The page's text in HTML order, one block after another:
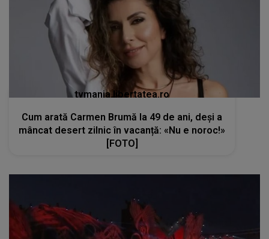
tvmania.libertatea.ro
Cum arată Carmen Brumă la 49 de ani, deși a
mâncat desert zilnic în vacanță: «Nu e noroc!»
[FOTO]